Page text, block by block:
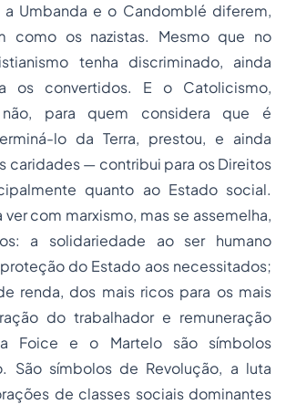
Umbanda e o Candomblé diferem,
como os nazistas. Mesmo que no
tenha discriminado, ainda
os convertidos. E o Catolicismo,
para quem considera que é
lo da Terra, prestou, e ainda
caridades — contribui para os Direitos
quanto ao Estado social.
ver com marxismo, mas se assemelha,
a solidariedade ao ser humano
do Estado aos necessitados;
renda, dos mais ricos para os mais
do trabalhador e remuneração
Foice e o Martelosão símbolos
São símbolos de Revolução, a luta
de classes sociais dominantes